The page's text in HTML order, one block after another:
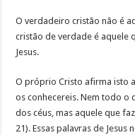
O verdadeiro cristão não é
cristão de verdade é aquele
Jesus.
O próprio Cristo afirma isto
os conhecereis. Nem todo o
dos céus, mas aquele que
21). Essas palavras de